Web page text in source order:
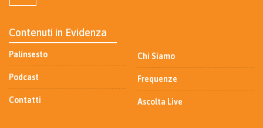
Contenuti in Evidenza
Palinsesto
Podcast
Contatti
Chi Siamo
Frequenze
Ascolta Live